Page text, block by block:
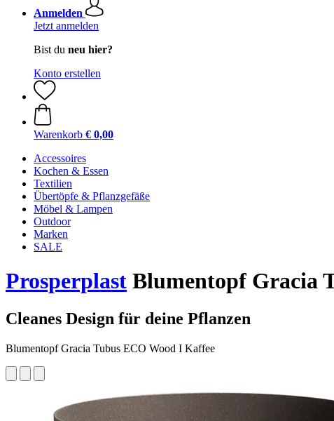
Anmelden
Jetzt anmelden
Bist du neu hier?
Konto erstellen
Warenkorb € 0,00
Accessoires
Kochen & Essen
Textilien
Übertöpfe & Pflanzgefäße
Möbel & Lampen
Outdoor
Marken
SALE
Prosperplast Blumentopf Gracia
Cleanes Design für deine Pflanzen
Blumentopf Gracia Tubus ECO Wood I Kaffee